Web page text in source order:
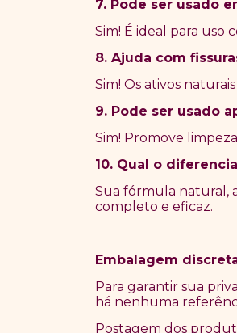
7. Pode ser usado
Sim! É ideal para uso
8. Ajuda com
Sim! Os ativos
9. Pode ser usado
Sim! Promove
10. Qual o
Sua fórmula natural,
completo e eficaz.
Embalagem
Para garantir sua
há nenhuma
Postagem dos